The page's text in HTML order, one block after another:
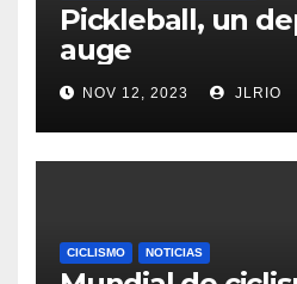
Pickleball, un
auge
NOV 12, 2023 JLRIO
CICLISMO NOTICIAS